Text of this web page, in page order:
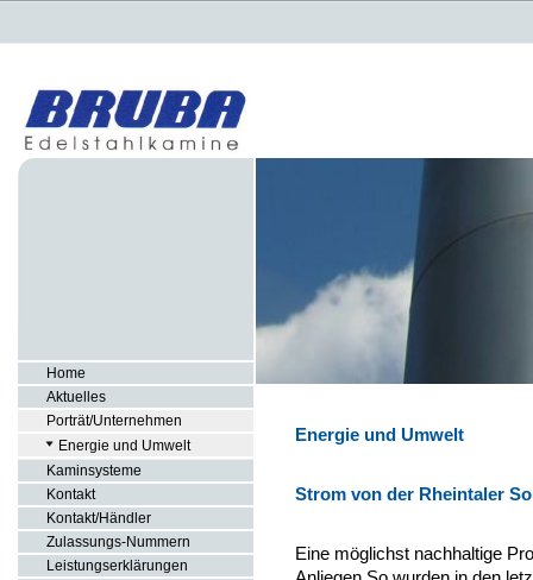
Home
Aktuelles
Porträt/Unternehmen
Energie und Umwelt
Kaminsysteme
Kontakt
Kontakt/Händler
Zulassungs-Nummern
Leistungserklärungen
Energie und Umwelt
Strom von der Rheintaler
Eine möglichst nachhaltige